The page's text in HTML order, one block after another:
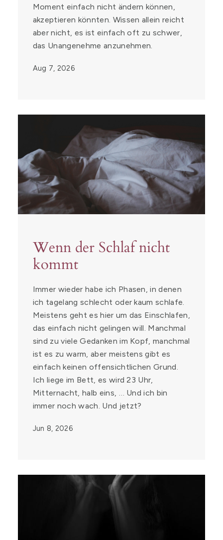
Moment einfach nicht ändern können,
akzeptieren könnten. Wissen allein reicht
aber nicht, es ist einfach oft zu schwer,
das Unangenehme anzunehmen.
Aug 7, 2026
Wenn der Schlaf nicht
kommt
Immer wieder habe ich Phasen, in denen
ich tagelang schlecht oder kaum schlafe.
Meistens geht es hier um das Einschlafen,
das einfach nicht gelingen will. Manchmal
sind zu viele Gedanken im Kopf, manchmal
ist es zu warm, aber meistens gibt es
einfach keinen offensichtlichen Grund.
Ich liege im Bett, es wird 23 Uhr,
Mitternacht, halb eins, … Und ich bin
immer noch wach. Und jetzt?
Jun 8, 2026